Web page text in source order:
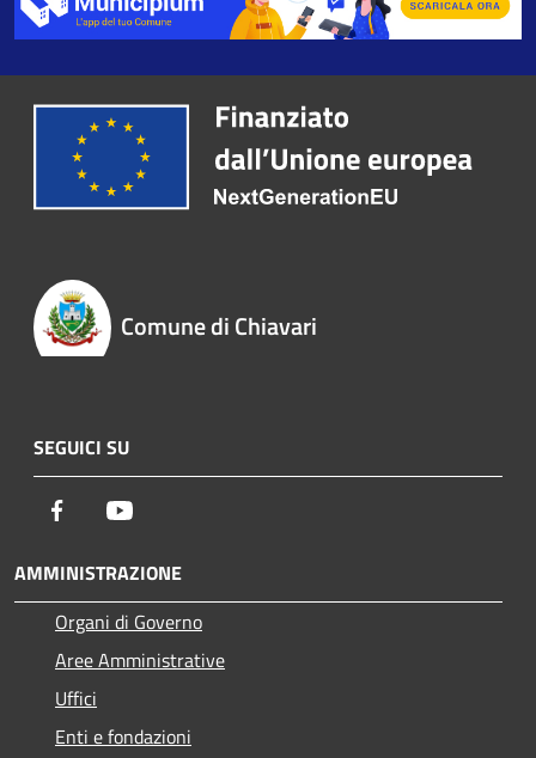
Comune di Chiavari
SEGUICI SU
Facebook
AMMINISTRAZIONE
Organi di Governo
Aree Amministrative
Uffici
Enti e fondazioni